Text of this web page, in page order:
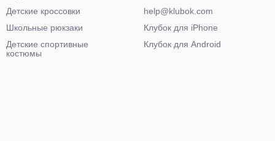
Детские кроссовки
Школьные рюкзаки
Детские спортивные
костюмы
help@klubok.com
Клубок для iPhone
Клубок для Android